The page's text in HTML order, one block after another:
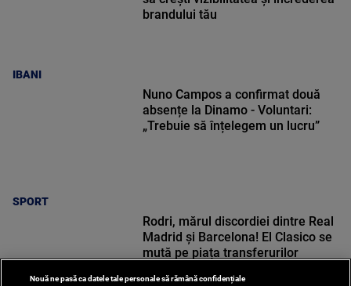
IBANI
brandului tău
SPORT
Nuno Campos a confirmat două
absențe la Dinamo - Voluntari:
„Trebuie să înțelegem un lucru”
Rodri, mărul discordiei dintre Real
Madrid și Barcelona! El Clasico se
mută pe piața transferurilor
Nouă ne pasă ca datele tale personale să rămână confidențiale